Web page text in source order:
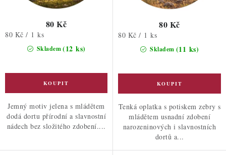
Skladem(12 ks)
80 Kč
Měrná
80 Kč / 1 ks
Jemný motiv jelena s mládětem
dodá dortu přírodní a slavnostní
nádech bez složitého zdobení....
Skladem (11 ks)
80 Kč
Měrná
80 Kč / 1 ks
Tenká oplatka s potiskem zebry s
mládětem usnadní zdobení
narozeninových i slavnostních
dortů a...